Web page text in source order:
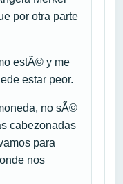
por otra parte
estÃ© y me
estar peor.
no sÃ©
cabezonadas
para
nos